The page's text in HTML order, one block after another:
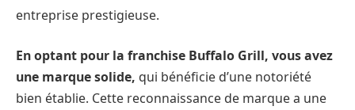
entreprise prestigieuse.
En optant pour la franchise Buffalo Grill, vous avez
une marque solide, qui bénéficie d’une notoriété
bien établie. Cette reconnaissance de marque a une